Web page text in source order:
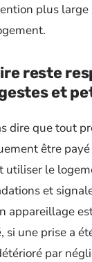
plus large
reste
et
dire que tout
être
utiliser le
et
appareillage
si une prise a
par